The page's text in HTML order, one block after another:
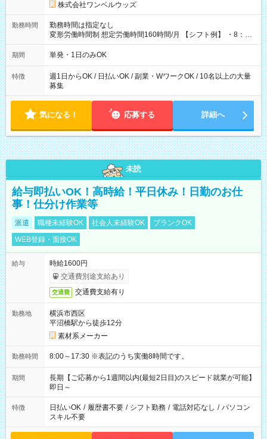
株式会社ワンベルウッズ
勤務時間
勤務時間は指定なし
変形労働時間制 想定労働時間160時間/月 【シフト例】 ・8：00
～21：00
期間 単発・1日のみOK
特徴
週1日からOK / 日払いOK / 副業・WワークOK / 10名以上の大量
募集
気になる！ 応募する 詳細へ
未読
給与即払いOK！高時給！平日休み！日勤のお仕
事！仕分け作業等
派遣 職種未経験OK 社会人未経験OK
ブランクOK
WEB登録・面接OK
給与
時給1600円
交通費別途支給あり
交通費 交通費支給有り
勤務地
横浜市西区
平沼橋駅から徒歩12分
素材系メーカー
勤務時間 8:00～17:30 ※表記のうち実働8時間です。
期間
長期【ご応募から1週間以内(最短2日目)のスピード就業が可能】
即日～
特徴 日払いOK / 履歴書不要 / シフト勤務 / 電話対応なし / パソコン
スキル不要